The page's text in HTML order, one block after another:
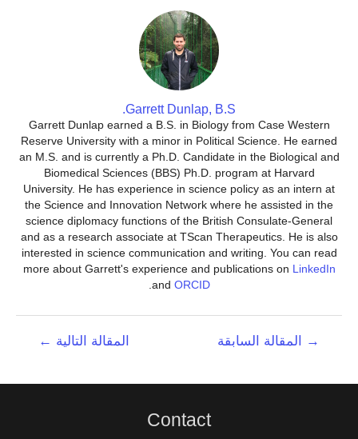
Garrett Dunlap, B.S.
Garrett Dunlap earned a B.S. in Biology from Case Western
Reserve University with a minor in Political Science. He earned
an M.S. and is currently a Ph.D. Candidate in the Biological and
Biomedical Sciences (BBS) Ph.D. program at Harvard
University. He has experience in science policy as an intern at
the Science and Innovation Network where he assisted in the
science diplomacy functions of the British Consulate-General
and as a research associate at TScan Therapeutics. He is also
interested in science communication and writing. You can read
more about Garrett's experience and publications on LinkedIn
and ORCID
.
→ المقالة السابقة المقالة التالية ←
Contact